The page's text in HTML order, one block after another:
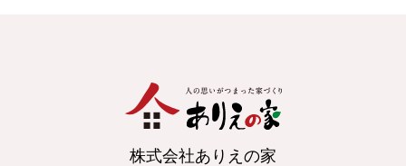
株式会社ありえの家